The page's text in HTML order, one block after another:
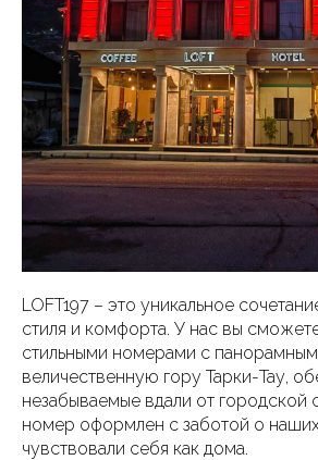
LOFT197 – это уникальное
стиля и комфорта. У нас вы
стильными номерами с
величественную гору Тарки-Тау,
незабываемые вдали от городской
номер оформлен с заботой о наших
чувствовали себя как дома.